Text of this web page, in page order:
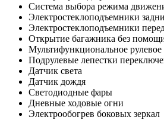
Система выбора режима
Электростеклоподъемники
Электростеклоподъемники
Открытие багажника без
Мультифункциональное рулевое
Подрулевые лепестки
Датчик света
Датчик дождя
Светодиодные фары
Дневные ходовые огни
Электрообогрев боковых зеркал